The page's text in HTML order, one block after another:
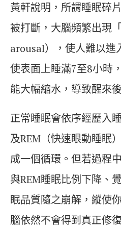
黃軒說明，所謂睡眠碎
被打斷，大腦頻繁出現
arousal），使人難以進
使表面上睡滿7至8小時
能大幅縮水，導致醒來
正常睡眠會依序經歷入
及REM（快速眼動睡眠
成一個循環。但若過程
與REM睡眠比例下降、
眠品質隨之崩解，縱使
腦依然不會得到真正修